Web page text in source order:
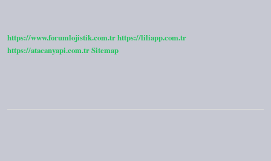
https://www.forumlojistik.com.trhttps://liliapp.com.tr
https://atacanyapi.com.trSitemap